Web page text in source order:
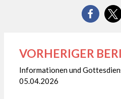
VORHERIGER
Informationen und
05.04.2026